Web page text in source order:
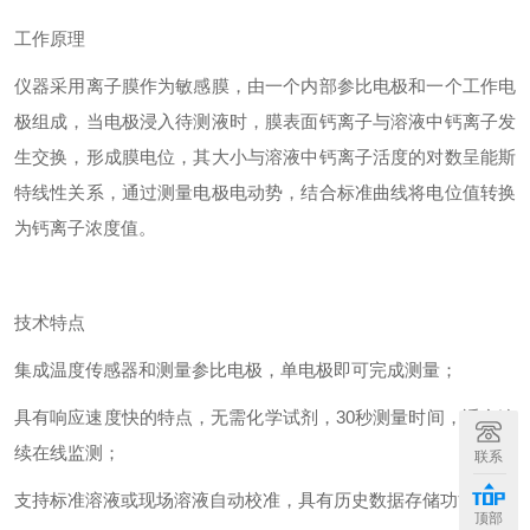
工作原理
仪器采用离子膜作为敏感膜，由一个内部参比电极和一个工作电
极组成，当电极浸入待测液时，膜表面钙离子与溶液中钙离子发
生交换，形成膜电位，其大小与溶液中钙离子活度的对数呈能斯
特线性关系，通过测量电极电动势，结合标准曲线将电位值转换
为钙离子浓度值。
技术特点
集成温度传感器和测量参比电极，单电极即可完成测量；
具有响应速度快的特点，无需化学试剂，30秒测量时间，适合连
续在线监测；
支持标准溶液或现场溶液自动校准，具有历史数据存储功能；
联系
顶部